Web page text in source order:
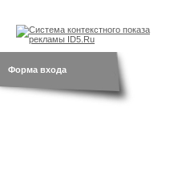
Форма входа